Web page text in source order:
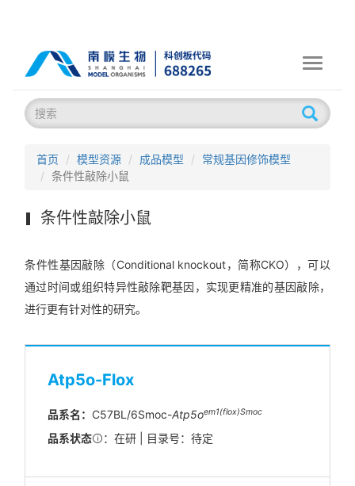
Toggle
首页 模型资源 成品模型
常规基因修饰模型
条件性敲除小鼠
条件性敲除小鼠
条件性基因敲除（Conditional knockout，简称CKO），可以
通过时间或组织特异性敲除靶基因，实现更精准的基因敲除，
进行更有针对性的研究。
Atp5o-Flox
品系名： C57BL/6Smoc-Atp5oem1(flox)Smoc
品系状态 ：在研 | 目录号：待定